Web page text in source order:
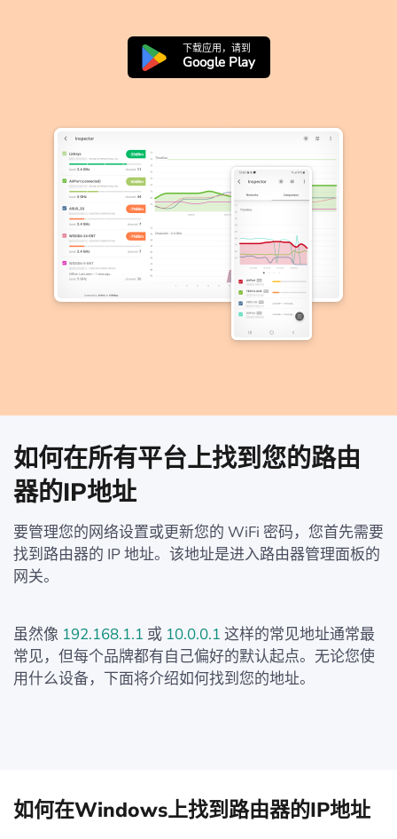
下载应用，请到
Google Play
如何在所有平台上找到您的路由
器的IP地址
要管理您的网络设置或更新您的 WiFi 密码，您首先需要
找到路由器的 IP 地址。该地址是进入路由器管理面板的
网关。
虽然像 192.168.1.1 或 10.0.0.1 这样的常见地址通常最
常见，但每个品牌都有自己偏好的默认起点。无论您使
用什么设备，下面将介绍如何找到您的地址。
如何在Windows上找到路由器的IP地址